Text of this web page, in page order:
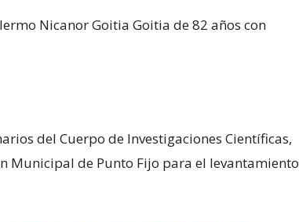
Nicanor Goitia Goitia de 82 años con
del Cuerpo de Investigaciones Científicas,
Municipal de Punto Fijo para el levantamiento